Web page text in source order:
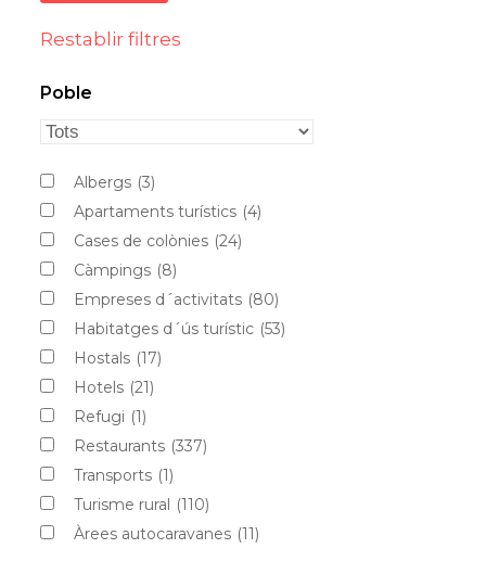
Restablir filtres
Poble
Albergs (3)
Apartaments turístics (4)
Cases de colònies (24)
Càmpings (8)
Empreses d´activitats (80)
Habitatges d´ús turístic (53)
Hostals (17)
Hotels (21)
Refugi (1)
Restaurants (337)
Transports (1)
Turisme rural (110)
Àrees autocaravanes (11)